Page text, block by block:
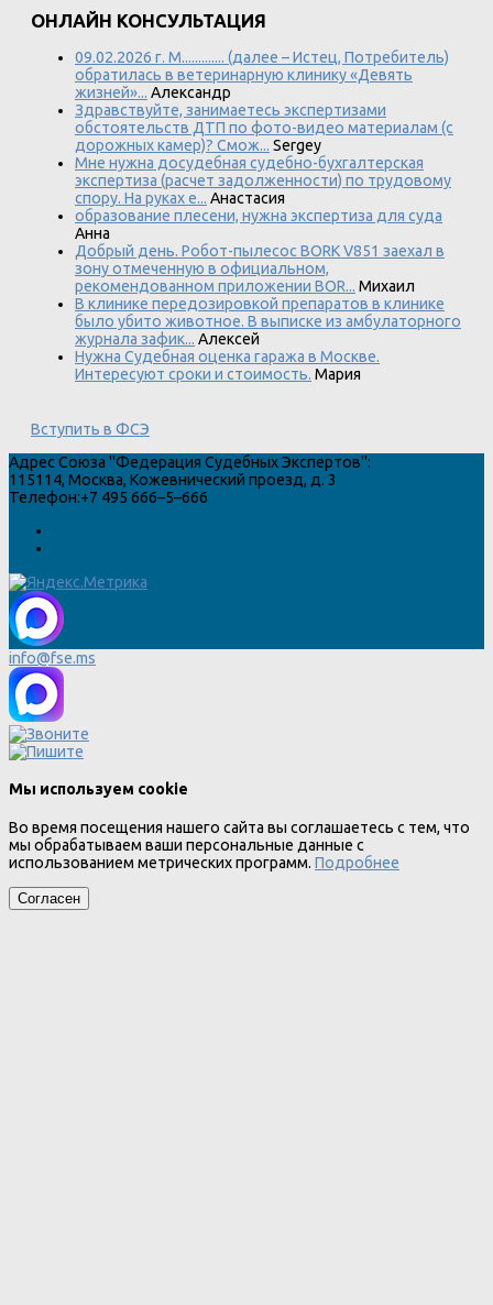
ОНЛАЙН КОНСУЛЬТАЦИЯ
09.02.2026 г. М............. (далее – Истец, Потребитель)
обратилась в ветеринарную клинику «Девять
жизней»... Александр
Здравствуйте, занимаетесь экспертизами
обстоятельств ДТП по фото-видео материалам (с
дорожных камер)? Смож... Sergey
Мне нужна досудебная судебно-бухгалтерская
экспертиза (расчет задолженности) по трудовому
спору. На руках е... Анастасия
образование плесени, нужна экспертиза для суда
Анна
Добрый день. Робот-пылесос BORK V851 заехал в
зону отмеченную в официальном,
рекомендованном приложении BOR... Михаил
В клинике передозировкой препаратов в клинике
было убито животное. В выписке из амбулаторного
журнала зафик... Алексей
Нужна Судебная оценка гаража в Москве.
Интересуют сроки и стоимость. Мария
Вступить в ФСЭ
Адрес Союза "Федерация Судебных Экспертов":
115114, Москва, Кожевнический проезд, д. 3
Телефон:+7 495 666–5–666
info@fse.ms
Мы используем cookie
Во время посещения нашего сайта вы соглашаетесь с тем, что
мы обрабатываем ваши персональные данные с
использованием метрических программ. Подробнее
Согласен